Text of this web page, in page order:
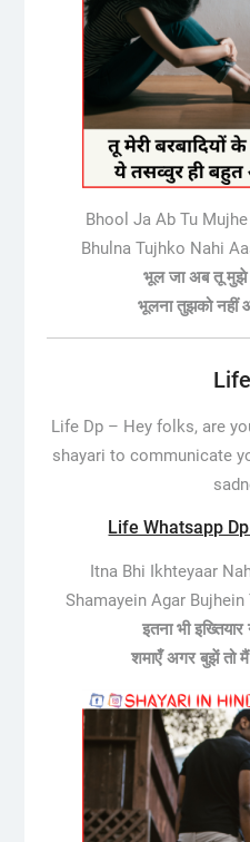
Bhool Ja Ab Tu
Bhulna Tujhko Nahi
भूल जा अब तू मुझे
भूलना तुझको नहीं
Life Dp – Hey folks, are
shayari to communicate
Life Whatsapp Dp
Itna Bhi Ikhteyaar
Shamayein Agar
इतना भी
शमाएँ अगर बुझें तो